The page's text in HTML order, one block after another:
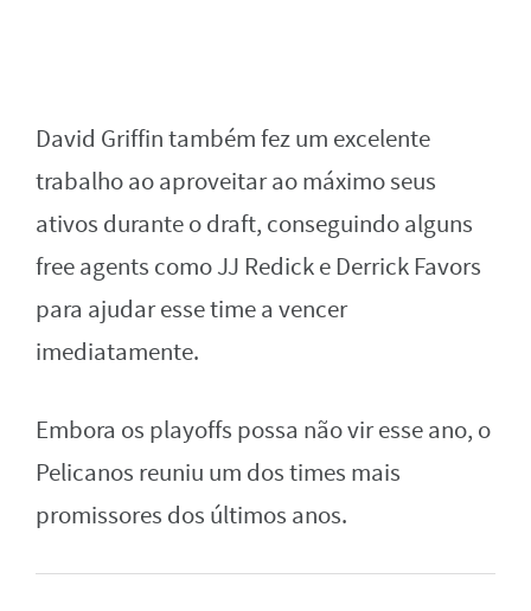
David Griffin também fez um excelente
trabalho ao aproveitar ao máximo seus
ativos durante o draft, conseguindo alguns
free agents como JJ Redick e Derrick Favors
para ajudar esse time a vencer
imediatamente.
Embora os playoffs possa não vir esse ano, o
Pelicanos reuniu um dos times mais
promissores dos últimos anos.